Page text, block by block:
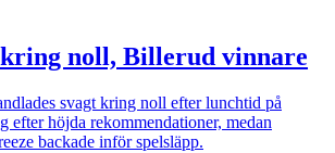
noll, Billerud vinnare
svagt kring noll efter lunchtid på
efter höjda rekommendationer, medan
backade inför spelsläpp.